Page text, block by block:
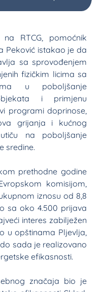
na RTCG, pomoćnik
Peković istakao je da
sa sprovođenjem
fizičkim licima sa
u poboljšanje
i primjenu
programi doprinose,
grijanja i kućnog
na poboljšanje
sredine.
prethodne godine
komisijom,
iznosu od 8,8
sa oko 4.500 prijava
interes zabilježen
u opštinama Pljevlja,
sada je realizovano
efikasnosti.
značaja bio je